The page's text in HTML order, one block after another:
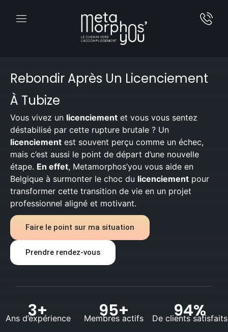
Rebondir Après Un Licenciement
À Tubize
Vous vivez un licenciement et vous vous sentez
déstabilisé par cette rupture brutale ? Un
licenciement est souvent perçu comme un échec,
mais c’est aussi le point de départ d’une nouvelle
étape. En effet, Metamorphos’you vous aide en
Belgique à surmonter le choc du licenciement pour
transformer cette transition de vie en un projet
professionnel aligné et motivant.
Faire le point sur ma situation
Prendre rendez-vous
3+
Ans d’expérience 95+
Membres actifs 94%
De clients satisfaits